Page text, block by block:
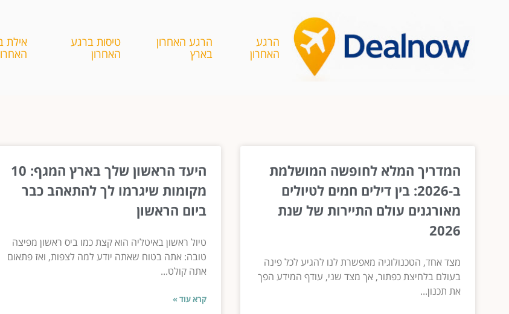
הרגע
האחרון
הרגע האחרון
בארץ
טיסות ברגע
האחרון
אילת
המדריך המלא לחופשה המושלמת
ב-2026: בין דילים חמים לטיולים
מאורגנים עולם התיירות של שנת
2026
מצד אחד, הטכנולוגיה מאפשרת לנו להגיע לכל פינה
בעולם בלחיצת כפתור, אך מצד שני, עודף המידע הפך
את תכנון...
היעד הראשון שלך בארץ המגף: 10
מקומות שיגרמו לך להתאהב כבר
ביום הראשון
טיול ראשון באיטליה הוא קצת כמו ביס ראשון מפיצה
טובה: אתה בטוח שאתה יודע למה לצפות, ואז פתאום
אתה קולט...
קרא עוד »